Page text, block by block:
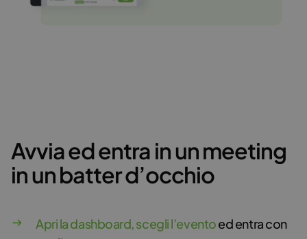
Avvia ed entra in un meeting
in un batter d’occhio
Apri la dashboard, scegli l’eventoed entra con